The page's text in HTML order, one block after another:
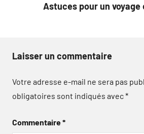
Astuces pour un
Laisser un commentaire
Votre adresse e-mail ne sera pas
obligatoires sont indiqués avec*
Commentaire*